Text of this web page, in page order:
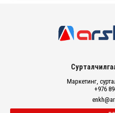
Маркетинг,
+976